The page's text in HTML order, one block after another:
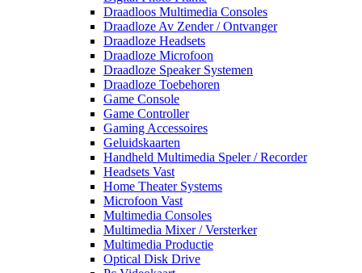
Draadloos Multimedia Consoles
Draadloze Av Zender / Ontvanger
Draadloze Headsets
Draadloze Microfoon
Draadloze Speaker Systemen
Draadloze Toebehoren
Game Console
Game Controller
Gaming Accessoires
Geluidskaarten
Handheld Multimedia Speler / Recorder
Headsets Vast
Home Theater Systems
Microfoon Vast
Multimedia Consoles
Multimedia Mixer / Versterker
Multimedia Productie
Optical Disk Drive